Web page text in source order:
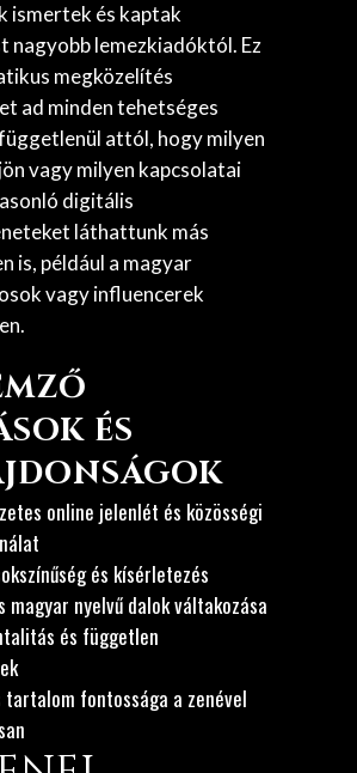
ismertek és kaptak
nagyobb lemezkiadóktól. Ez
megközelítés
ad minden tehetséges
attól, hogy milyen
vagy milyen kapcsolatai
digitális
láthattunk más
is, például a magyar
vagy influencerek
és
online jelenlét és közösségi
és kísérletezés
magyar nyelvű dalok váltakozása
és független
tartalom fontossága a zenével